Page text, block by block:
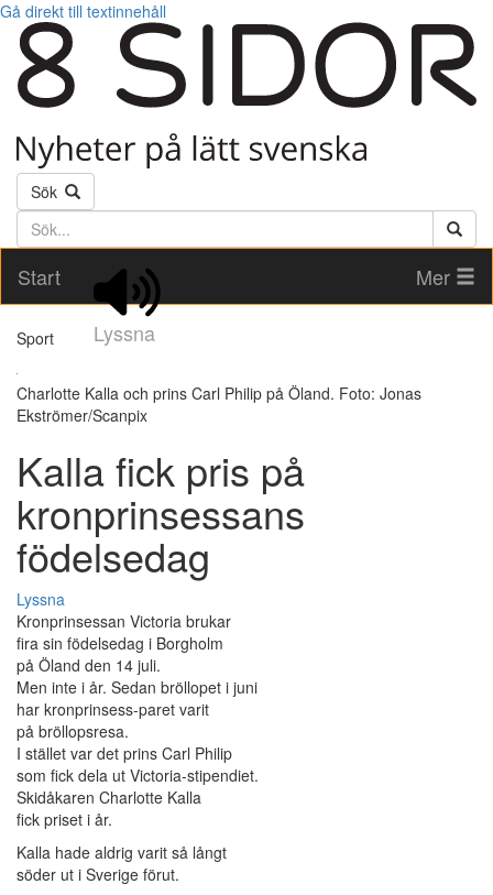
Gå direkt till textinnehåll
Sök
Söktext
Start
Lyssna
Mer
Sport
Charlotte Kalla och prins Carl Philip på Öland. Foto: Jonas
Ekströmer/Scanpix
Kalla fick pris på
kronprinsessans
födelsedag
Lyssna
Kronprinsessan Victoria brukar
fira sin födelsedag i Borgholm
på Öland den 14 juli.
Men inte i år. Sedan bröllopet i juni
har kronprinsess-paret varit
på bröllopsresa.
I stället var det prins Carl Philip
som fick dela ut Victoria-stipendiet.
Skidåkaren Charlotte Kalla
fick priset i år.
Kalla hade aldrig varit så långt
söder ut i Sverige förut.